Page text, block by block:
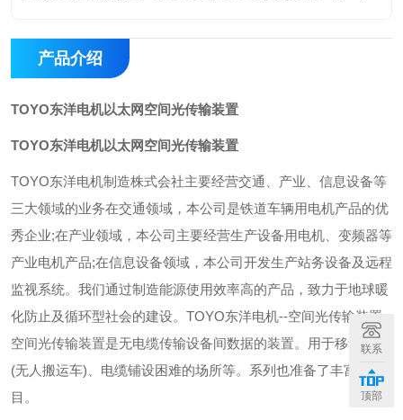
产品介绍
TOYO东洋电机以太网空间光传输装置
TOYO东洋电机以太网空间光传输装置
TOYO东洋电机制造株式会社主要经营交通、产业、信息设备等
三大领域的业务在交通领域，本公司是铁道车辆用电机产品的优
秀企业;在产业领域，本公司主要经营生产设备用电机、变频器等
产业电机产品;在信息设备领域，本公司开发生产站务设备及远程
监视系统。我们通过制造能源使用效率高的产品，致力于地球暖
化防止及循环型社会的建设。TOYO东洋电机--空间光传输装置
空间光传输装置是无电缆传输设备间数据的装置。用于移动台车
(无人搬运车)、电缆铺设困难的场所等。系列也准备了丰富的节
目。
联系
顶部